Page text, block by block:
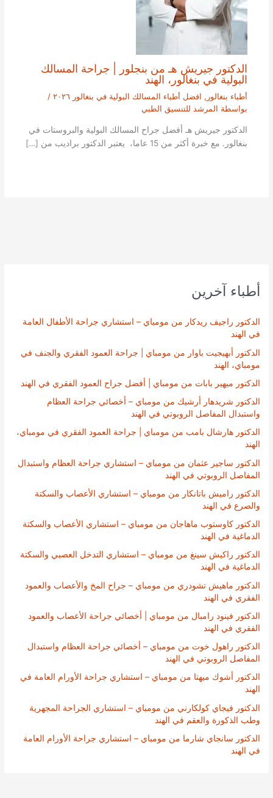
أطباء آخرين
الدكتور راجيف ريدكار من مومباي – استشاري جراحة الأطفال العامة
في الهند
الدكتور أبهيجيت باوار من مومباي | جراحة العمود الفقري والجنف في
مومباي، الهند
الدكتور ميهير بابات من مومباي | أفضل جراح العمود الفقري في الهند
الدكتور شريدهار أرشيك من مومباي – أخصائي جراحة العظام
واستبدال المفاصل الروبوتي في الهند
الدكتور هارشال بامب من مومباي | جراحة العمود الفقري في مومباي،
الهند
الدكتور ساجير عثمان من مومباي – استشاري جراحة العظام واستبدال
المفاصل الروبوتي في الهند
الدكتور راميش باتانكار من مومباي – استشاري الأعصاب والسكتة
والصرع في الهند
الدكتور كاوستوب ماهاجان من مومباي – استشاري الأعصاب والسكتة
الدماغية في الهند
الدكتور راكيش سينغ من مومباي – استشاري التدخل العصبي والسكتة
الدماغية في الهند
الدكتور ماهيش تشودري من مومباي – جراح المخ والأعصاب والعمود
الفقري في الهند
الدكتور فينود رامبال من مومباي | أخصائي جراحة الأعصاب والعمود
الفقري في الهند
الدكتور راهول خوت من مومباي – أخصائي جراحة العظام واستبدال
المفاصل الروبوتي في الهند
الدكتور أشوك ميهتا من مومباي – استشاري جراحة الأورام العامة في
الهند
الدكتور فيجاي كولكارني من مومباي – استشاري الجراحة المجهرية
وطب الذكورة والعقم في الهند
الدكتور سانجاي شارما من مومباي – استشاري جراحة الأورام العامة
في الهند
الدكتور جيريش هـ من بنجلور | جراحة المسالك
البولية في بنغالور، الهند
أطباء بنغالور , افضل أطباء المسالك البولية في بنغالور ٢٠٢٦
/
بواسطة المرشد للتنسيق الطبي
الدكتور جيريش هـ أفضل جراح المسالك البولية والبروستات في
بنغالور. مع خبرة أكثر من 15 عاما، يعتبر الدكتور براديب من […]